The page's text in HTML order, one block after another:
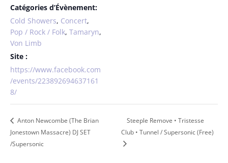
Catégories d’Évènement:
Cold Showers, Concert,
Pop / Rock / Folk, Tamaryn,
Von Limb
Site :
https://www.facebook.com
/events/223892694637161
8/
Anton Newcombe (The Brian
Jonestown Massacre) DJ SET
/Supersonic
Steeple Remove • Tristesse
Club • Tunnel / Supersonic (Free)